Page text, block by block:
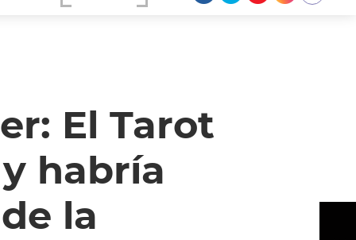
El Tarot
habría
la